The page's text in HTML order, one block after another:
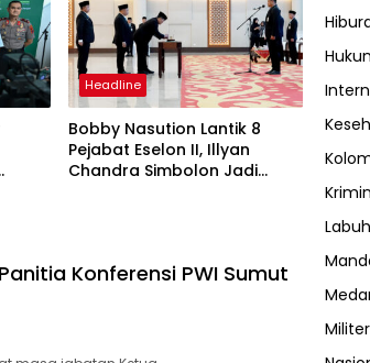
Headline
Bobby Nasution Lantik 8
Pejabat Eselon II, Illyan
Chandra Simbolon Jadi
Konferensi PWI Sumut
Militer